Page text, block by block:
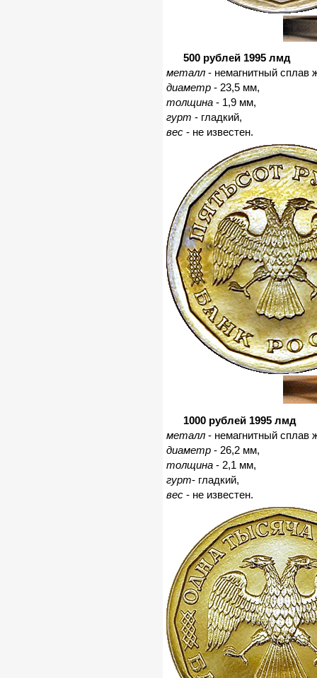
500 рублей 1995 лмд
металл - немагнитный сплав
диаметр - 23,5 мм,
толщина - 1,9 мм,
гурт - гладкий,
вес - не известен.
1000 рублей 1995 лмд
металл - немагнитный сплав
диаметр - 26,2 мм,
толщина - 2,1 мм,
гурт- гладкий,
вес - не известен.